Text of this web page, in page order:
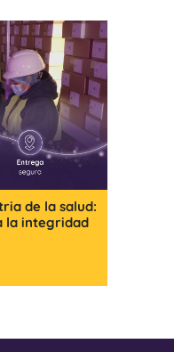
de la salud:
la integridad